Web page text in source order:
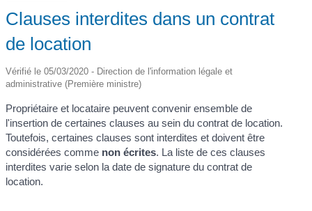
Clauses interdites dans un contrat
de location
Vérifié le 05/03/2020 - Direction de l'information légale et
administrative (Première ministre)
Propriétaire et locataire peuvent convenir ensemble de
l'insertion de certaines clauses au sein du contrat de location.
Toutefois, certaines clauses sont interdites et doivent être
considérées comme non écrites. La liste de ces clauses
interdites varie selon la date de signature du contrat de
location.